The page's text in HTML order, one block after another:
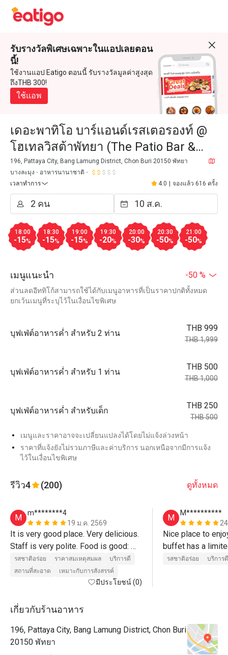
รับรางวัลพิเศษเฉพาะในแอปเลยตอน
นี้!
ใช้งานแอป Eatigo ตอนนี้ รับรางวัลมูลค่าสูงสุด
ถึงTHB 300!
ใช้แอพ
เดอะพาทิโอ บาร์แอนด์เรสเตอรองท์ @
โฮเทลวิสต้าพัทยา (The Patio Bar &
Restaurant @ Hotel Vista Pattaya)
196, Pattaya City, Bang Lamung District, Chon Buri 20150 พัทยา
บางละมุง
อาหารนานาชาติ
เวลาทำการ
4.0 จองแล้ว 616 ครั้ง
18:00
-15%
18:30
-15%
19:00
-15%
19:30
-20%
20:00
-30%
20:30
-50%
21:00
-50%
เมนูแนะนำ -50 %
ส่วนลดอีททิโก้สามารถใช้ได้กับเมนูอาหารที่เป็นราคาปกติทั้งหมด
ยกเว้นเมนูที่ระบุไว้ในเงื่อนไขพิเศษ
บุฟเฟ่ต์อาหารค่ำ สำหรับ 2 ท่าน
THB 999
THB 1,999
บุฟเฟ่ต์อาหารค่ำ สำหรับ 1 ท่าน
THB 500
THB 1,000
บุฟเฟ่ต์อาหารค่ำ สำหรับเด็ก
THB 250
THB 500
เมนูและราคาอาจจะเปลี่ยนแปลงได้โดยไม่แจ้งล่วงหน้า
ราคาที่แจ้งยังไม่รวมภาษีและค่าบริการ นอกเหนือจากมีการแจ้ง
ไว้ในเงื่อนไขพิเศษ
รีวิว4 (200) ดูทั้งหมด
M
m********4
19 ม.ค. 2569
It is very good place. Very delicious.
Staff is very polite. Food is good:
pasta, pizza, sushi, sashimi, fish,
cola and coffee. They also provide
set of seafood for every visitor.
and only then go grab some food
รสชาติอร่อย ราคาสมเหตุสมผล
บริการดี
สถานที่สะอาด
เหมาะกับการสังสรรค์
มีประโยชน์ (0)
M
M**********
Nice place to
buffet has a
plus a small
รสชาติอร่อย บริการดี
เกี่ยวกับร้านอาหาร
196, Pattaya City, Bang Lamung District, Chon Buri
20150 พัทยา